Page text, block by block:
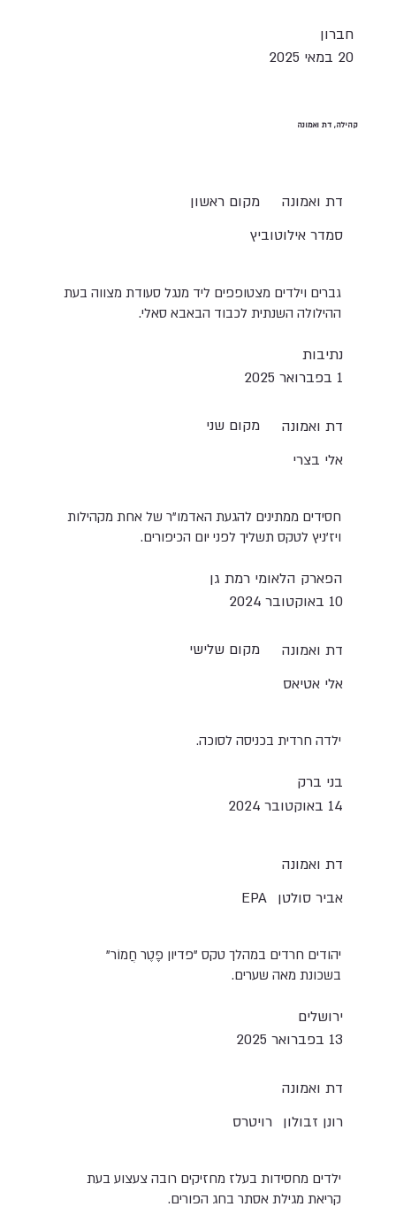
חברון
20 במאי 2025
קהילה, דת ואמונה
מקום ראשון
דת ואמונה
סמדר אילוטוביץ
גברים וילדים מצטופפים ליד מנגל סעודת מצווה בעת
ההילולה השנתית לכבוד הבאבא סאלי.
נתיבות
1 בפברואר 2025
מקום שני
דת ואמונה
אלי בצרי
חסידים ממתינים להגעת האדמו"ר של אחת מקהילות
ויז'ניץ לטקס תשליך לפני יום הכיפורים.
הפארק הלאומי רמת גן
10 באוקטובר 2024
מקום שלישי
דת ואמונה
אלי אטיאס
ילדה חרדית בכניסה לסוכה.
בני ברק
14 באוקטובר 2024
דת ואמונה
EPA אביר סולטן
יהודים חרדים במהלך טקס "פדיון פֶֶּטֶר חֲמוֹר"
בשכונת מאה שערים.
ירושלים
13 בפברואר 2025
דת ואמונה
רויטרס רונן זבולון
ילדים מחסידות בעלז מחזיקים רובה צעצוע בעת
קריאת מגילת אסתר בחג הפורים.